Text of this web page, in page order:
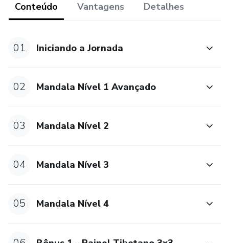
Conteúdo Vantagens Detalhes
01 Iniciando a Jornada
02 Mandala Nível 1 Avançado
03 Mandala Nível 2
04 Mandala Nível 3
05 Mandala Nível 4